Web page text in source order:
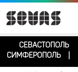
СЕВАСТОПОЛЬ
СИМФЕРОПОЛЬ